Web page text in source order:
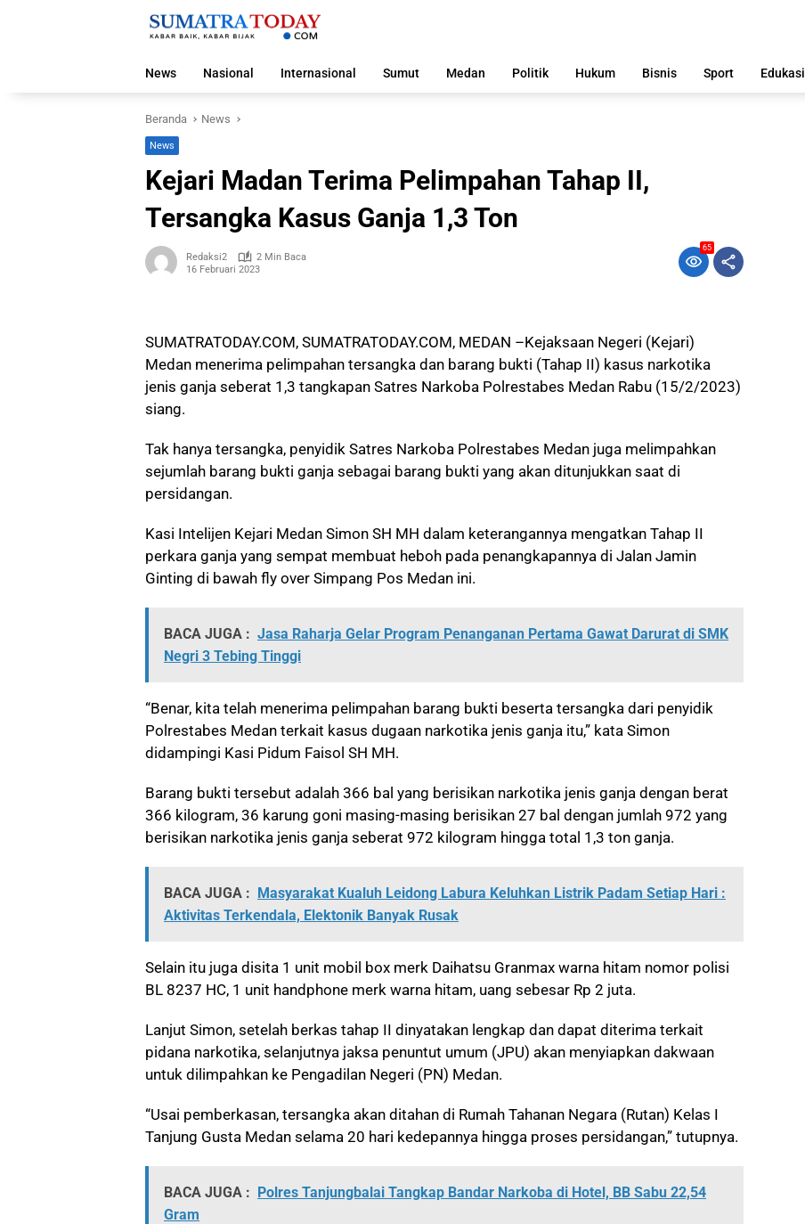
News
Nasional Internasional Sumut Medan Politik Hukum Bisnis Sport Edukasi
Beranda News
News
Kejari Madan Terima Pelimpahan Tahap II,
Tersangka Kasus Ganja 1,3 Ton
Redaksi2
2 Min Baca
16 Februari 2023
65
SUMATRATODAY.COM, SUMATRATODAY.COM, MEDAN –Kejaksaan Negeri (Kejari)
Medan menerima pelimpahan tersangka dan barang bukti (Tahap II) kasus narkotika
jenis ganja seberat 1,3 tangkapan Satres Narkoba Polrestabes Medan Rabu (15/2/2023)
siang.
Tak hanya tersangka, penyidik Satres Narkoba Polrestabes Medan juga melimpahkan
sejumlah barang bukti ganja sebagai barang bukti yang akan ditunjukkan saat di
persidangan.
Kasi Intelijen Kejari Medan Simon SH MH dalam keterangannya mengatkan Tahap II
perkara ganja yang sempat membuat heboh pada penangkapannya di Jalan Jamin
Ginting di bawah fly over Simpang Pos Medan ini.
BACA JUGA : Jasa Raharja Gelar Program Penanganan Pertama Gawat Darurat di SMK
Negri 3 Tebing Tinggi
“Benar, kita telah menerima pelimpahan barang bukti beserta tersangka dari penyidik
Polrestabes Medan terkait kasus dugaan narkotika jenis ganja itu,” kata Simon
didampingi Kasi Pidum Faisol SH MH.
Barang bukti tersebut adalah 366 bal yang berisikan narkotika jenis ganja dengan berat
366 kilogram, 36 karung goni masing-masing berisikan 27 bal dengan jumlah 972 yang
berisikan narkotika jenis ganja seberat 972 kilogram hingga total 1,3 ton ganja.
BACA JUGA : Masyarakat Kualuh Leidong Labura Keluhkan Listrik Padam Setiap Hari :
Aktivitas Terkendala, Elektonik Banyak Rusak
Selain itu juga disita 1 unit mobil box merk Daihatsu Granmax warna hitam nomor polisi
BL 8237 HC, 1 unit handphone merk warna hitam, uang sebesar Rp 2 juta.
Lanjut Simon, setelah berkas tahap II dinyatakan lengkap dan dapat diterima terkait
pidana narkotika, selanjutnya jaksa penuntut umum (JPU) akan menyiapkan dakwaan
untuk dilimpahkan ke Pengadilan Negeri (PN) Medan.
“Usai pemberkasan, tersangka akan ditahan di Rumah Tahanan Negara (Rutan) Kelas I
Tanjung Gusta Medan selama 20 hari kedepannya hingga proses persidangan,” tutupnya.
BACA JUGA : Polres Tanjungbalai Tangkap Bandar Narkoba di Hotel, BB Sabu 22,54
Gram